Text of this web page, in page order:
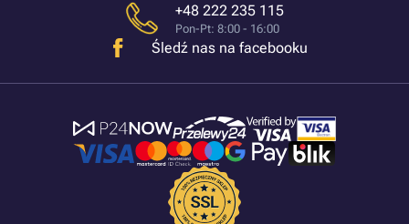
+48 222 235 115
Pon-Pt: 8:00 - 16:00
Śledź nas na facebooku